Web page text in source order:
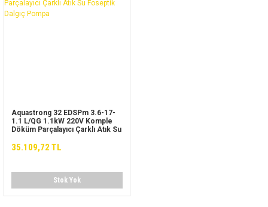
Aquastrong 32 EDSPm 3.6-17-
1.1 L/QG 1.1kW 220V Komple
Döküm Parçalayıcı Çarklı Atık Su
35.109,72 TL
Stok Yok